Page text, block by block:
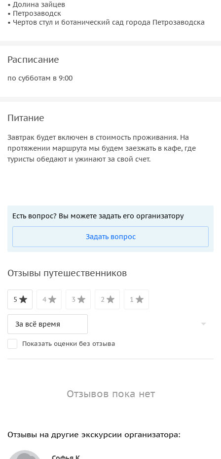
• Долина зайцев
• Петрозаводск
• Чертов стул и ботанический сад города Петрозаводска
Расписание
по субботам в 9:00
Питание
Завтрак будет включен в стоимость проживания. На
протяжении маршрута мы будем заезжать в кафе, где
туристы обедают и ужинают за свой счет.
Есть вопрос? Вы можете задать его организатору
Задать вопрос
Отзывы путешественников
5 4 3 2 1
Показать оценки без отзыва
Отзывов пока нет
Отзывы на другие экскурсии организатора: